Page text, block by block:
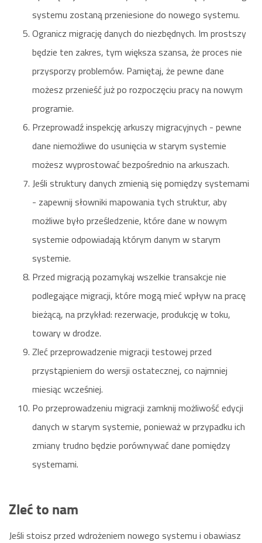
systemu zostaną przeniesione do nowego systemu.
Ogranicz migrację danych do niezbędnych. Im prostszy
będzie ten zakres, tym większa szansa, że proces nie
przysporzy problemów. Pamiętaj, że pewne dane
możesz przenieść już po rozpoczęciu pracy na nowym
programie.
Przeprowadź inspekcję arkuszy migracyjnych - pewne
dane niemożliwe do usunięcia w starym systemie
możesz wyprostować bezpośrednio na arkuszach.
Jeśli struktury danych zmienią się pomiędzy systemami
- zapewnij słowniki mapowania tych struktur, aby
możliwe było prześledzenie, które dane w nowym
systemie odpowiadają którym danym w starym
systemie.
Przed migracją pozamykaj wszelkie transakcje nie
podlegające migracji, które mogą mieć wpływ na pracę
bieżącą, na przykład: rezerwacje, produkcję w toku,
towary w drodze.
Zleć przeprowadzenie migracji testowej przed
przystąpieniem do wersji ostatecznej, co najmniej
miesiąc wcześniej.
Po przeprowadzeniu migracji zamknij możliwość edycji
danych w starym systemie, ponieważ w przypadku ich
zmiany trudno będzie porównywać dane pomiędzy
systemami.
Zleć to nam
Jeśli stoisz przed wdrożeniem nowego systemu i obawiasz